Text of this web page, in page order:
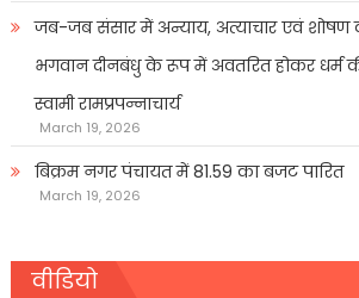
जब-जब संसार में अन्याय, अत्याचार एवं शोषण
भगवान दीनबंधु के रूप में अवतरित होकर धर्म
स्वामी रामप्रपन्नाचार्य
March 19, 2026
बिक्रम नगर पंचायत में 81.59 का बजट पारित
March 19, 2026
वीडियो